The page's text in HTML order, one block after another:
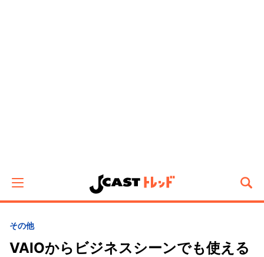
その他
VAIOからビジネスシーンでも使える